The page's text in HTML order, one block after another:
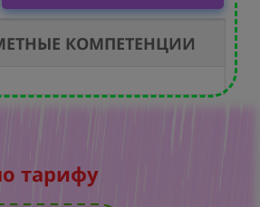
КОМПЕТЕНЦИИ
-
тарифу